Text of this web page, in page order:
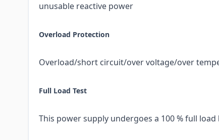
unusable reactive power
Overload Protection
Overload/short circuit/over voltage/over
Full Load Test
This power supply undergoes a 100 % full